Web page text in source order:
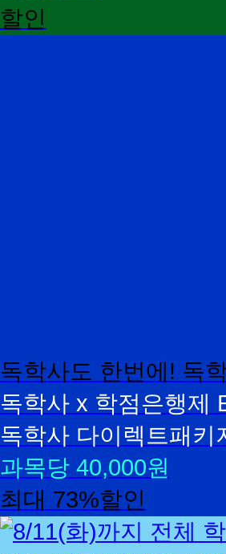
할인
독학사도 한번에! 독
독학사 x 학점은행제
독학사 다이렉트패키
과목당 40,000원
최대 73%할인
AICPA